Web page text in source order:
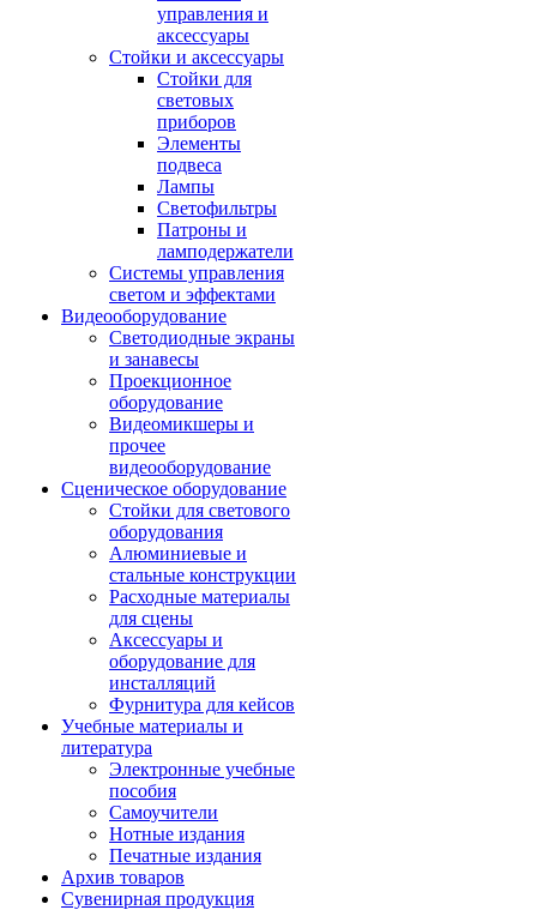
управления и
аксессуары
Стойки и аксессуары
Стойки для
световых
приборов
Элементы
подвеса
Лампы
Светофильтры
Патроны и
ламподержатели
Системы управления
светом и эффектами
Видеооборудование
Светодиодные экраны
и занавесы
Проекционное
оборудование
Видеомикшеры и
прочее
видеооборудование
Сценическое оборудование
Стойки для светового
оборудования
Алюминиевые и
стальные конструкции
Расходные материалы
для сцены
Аксессуары и
оборудование для
инсталляций
Фурнитура для кейсов
Учебные материалы и
литература
Электронные учебные
пособия
Самоучители
Нотные издания
Печатные издания
Архив товаров
Сувенирная продукция